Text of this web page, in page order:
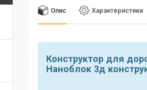
Опис Характеристики
Конструктор для
Наноблок 3д